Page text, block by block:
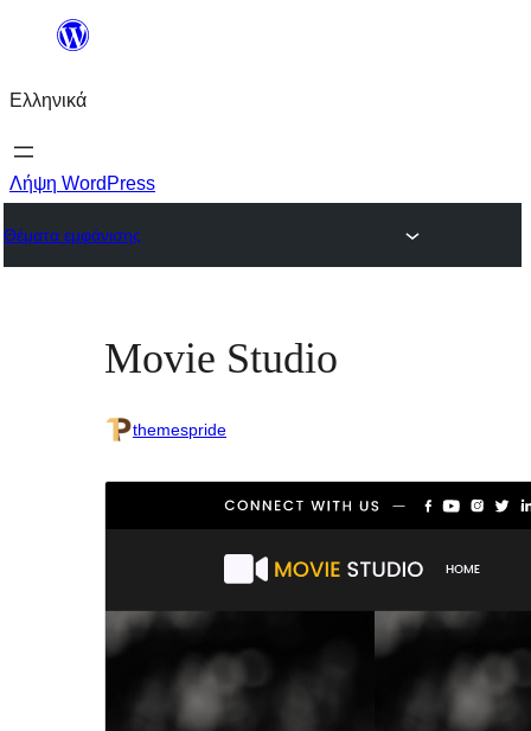
Μετάβαση
περιεχόμενο
Ελληνικά
Λήψη WordPress
Θέματα εμφάνισης
Movie Studio
themespride